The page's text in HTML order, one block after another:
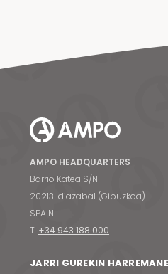
AMPO HEADQUARTERS
Barrio Katea S/N
20213 Idiazabal (Gipuzkoa)
SPAIN
T. +34 943 188 000
JARRI GUREKIN